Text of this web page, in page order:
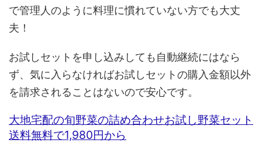
で管理人のように料理に慣れていない方でも大丈
夫！
お試しセットを申し込みしても自動継続にはなら
ず、気に入らなければお試しセットの購入金額以外
を請求されることはないので安心です。
大地宅配の旬野菜の詰め合わせお試し野菜セット
送料無料で1,980円から